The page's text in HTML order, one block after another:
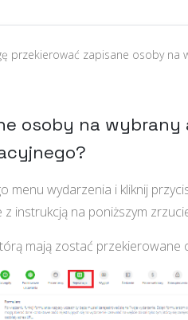
przekierować zapisane osoby na
osoby na wybrany
menu wydarzenia i kliknij
instrukcją na poniższym
mają zostać